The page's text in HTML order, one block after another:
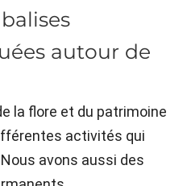
autour de
la flore et du patrimoine
activités qui
avons aussi des